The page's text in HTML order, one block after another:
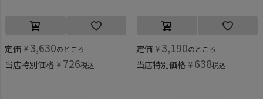
定価 ¥ 3,630のところ
当店特別価格 ¥ 726税込
定価 ¥ 3,190のところ
当店特別価格 ¥ 638税込